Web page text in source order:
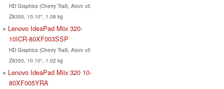
HD Graphics (Cherry Trail), Atom x5
Z8350, 10.10", 1.08 kg
Lenovo IdeaPad Miix 320-
10ICR-80XF003SSP
HD Graphics (Cherry Trail), Atom x5
Z8350, 10.10", 1.02 kg
Lenovo IdeaPad Miix 320 10-
80XF005YRA